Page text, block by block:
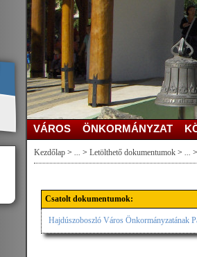
VÁROS ÖNKORMÁNYZAT
Kezdőlap > ... > Letölthető dokumentumok > ... >
Csatolt dokumentumok:
Hajdúszoboszló Város Önkormányzatának